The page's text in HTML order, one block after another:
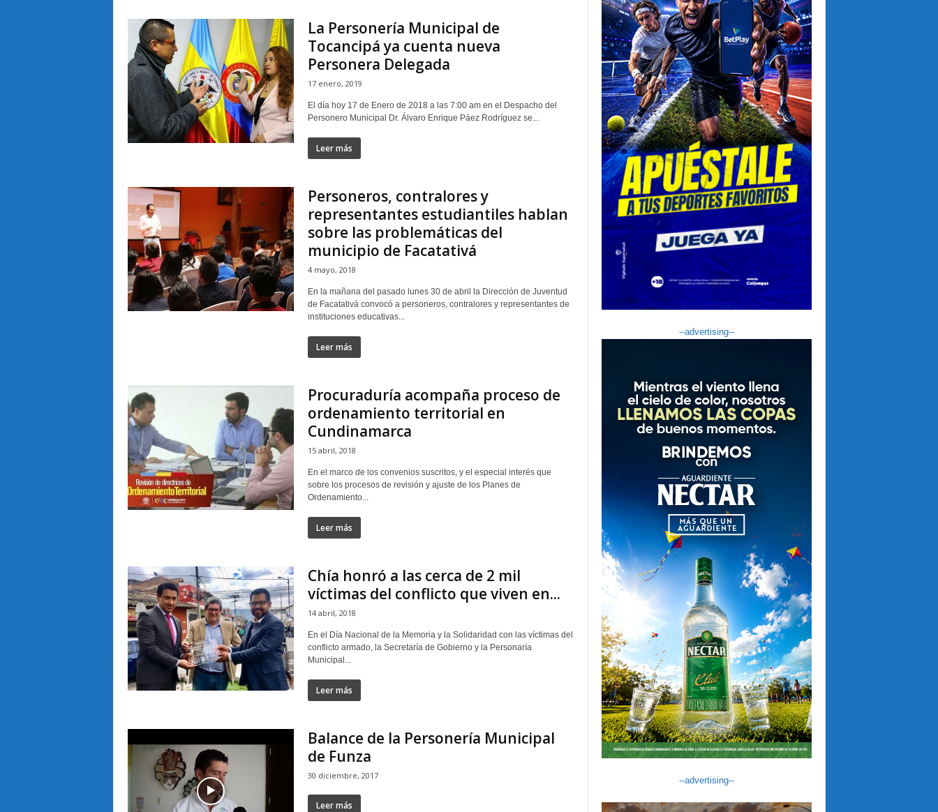
La Personería Municipal de
Tocancipá ya cuenta nueva
Personera Delegada
17 enero, 2019
El día hoy 17 de Enero de 2018 a las 7:00 am en el Despacho del
Personero Municipal Dr. Álvaro Enrique Páez Rodríguez se...
Leer más
Personeros, contralores y
representantes estudiantiles hablan
sobre las problemáticas del
municipio de Facatativá
4 mayo, 2018
En la mañana del pasado lunes 30 de abril la Dirección de Juventud
de Facatativá convocó a personeros, contralores y representantes de
instituciones educativas...
Leer más
Procuraduría acompaña proceso de
ordenamiento territorial en
Cundinamarca
15 abril, 2018
En el marco de los convenios suscritos, y el especial interés que
sobre los procesos de revisión y ajuste de los Planes de
Ordenamiento...
Leer más
Chía honró a las cerca de 2 mil
víctimas del conflicto que viven en...
14 abril, 2018
En el Día Nacional de la Memoria y la Solidaridad con las víctimas del
conflicto armado, la Secretaría de Gobierno y la Personaría
Municipal...
Leer más
Balance de la Personería Municipal
de Funza
30 diciembre, 2017
Leer más
--advertising--
--advertising--